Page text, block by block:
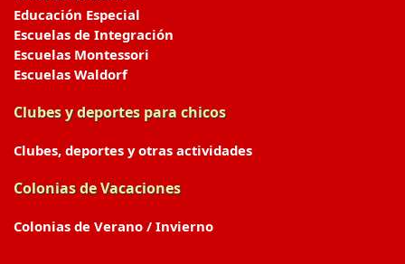
Educación Especial
Escuelas de Integración
Escuelas Montessori
Escuelas Waldorf
Clubes y deportes para chicos
Clubes, deportes y otras actividades
Colonias de Vacaciones
Colonias de Verano / Invierno